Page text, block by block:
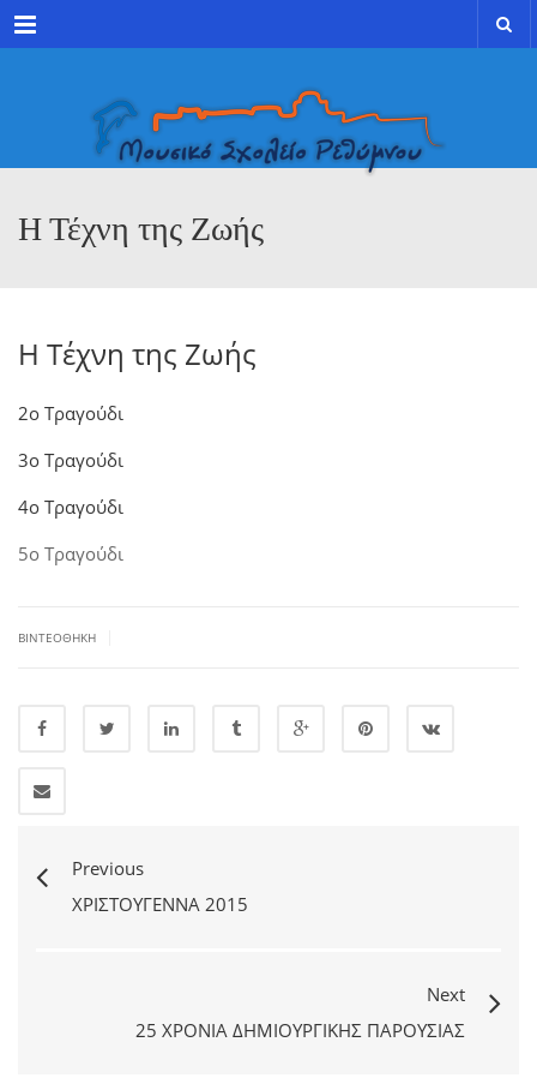
Menu
Η Τέχνη της Ζωής
Η Τέχνη της Ζωής
2ο Τραγούδι
3ο Τραγούδι
4ο Τραγούδι
5ο Τραγούδι
ΒΙΝΤΕΟΘΉΚΗ
Previous
ΧΡΙΣΤΟΎΓΕΝΝΑ 2015
Next
25 ΧΡΌΝΙΑ ΔΗΜΙΟΥΡΓΙΚΉΣ ΠΑΡΟΥΣΊΑΣ